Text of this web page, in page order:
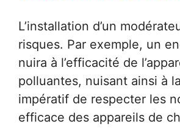
L’installation d’un
risques. Par exemple, un
nuira à l’efficacité de
polluantes, nuisant ainsi à
impératif de respecter les
efficace des appareils de